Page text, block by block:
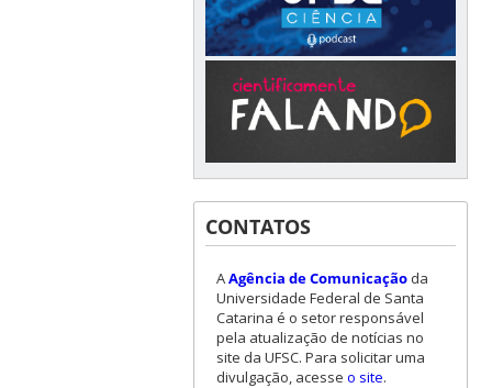
CONTATOS
AAgência de Comunicaçãoda
Universidade Federal de Santa
Catarina é o setor responsável
pela atualização de notícias no
site da UFSC. Para solicitar uma
divulgação, acesse o site.